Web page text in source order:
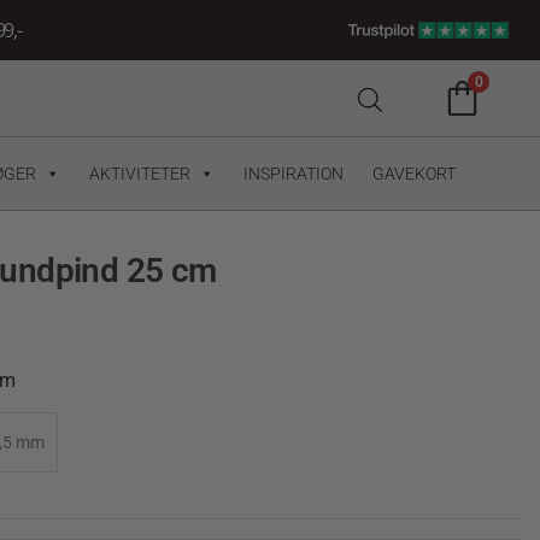
0
AKTIVITETER INSPIRATION GAVEKORT
25 cm
mm